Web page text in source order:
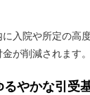
入院や所定の高
が削減されます。
るやかな引受